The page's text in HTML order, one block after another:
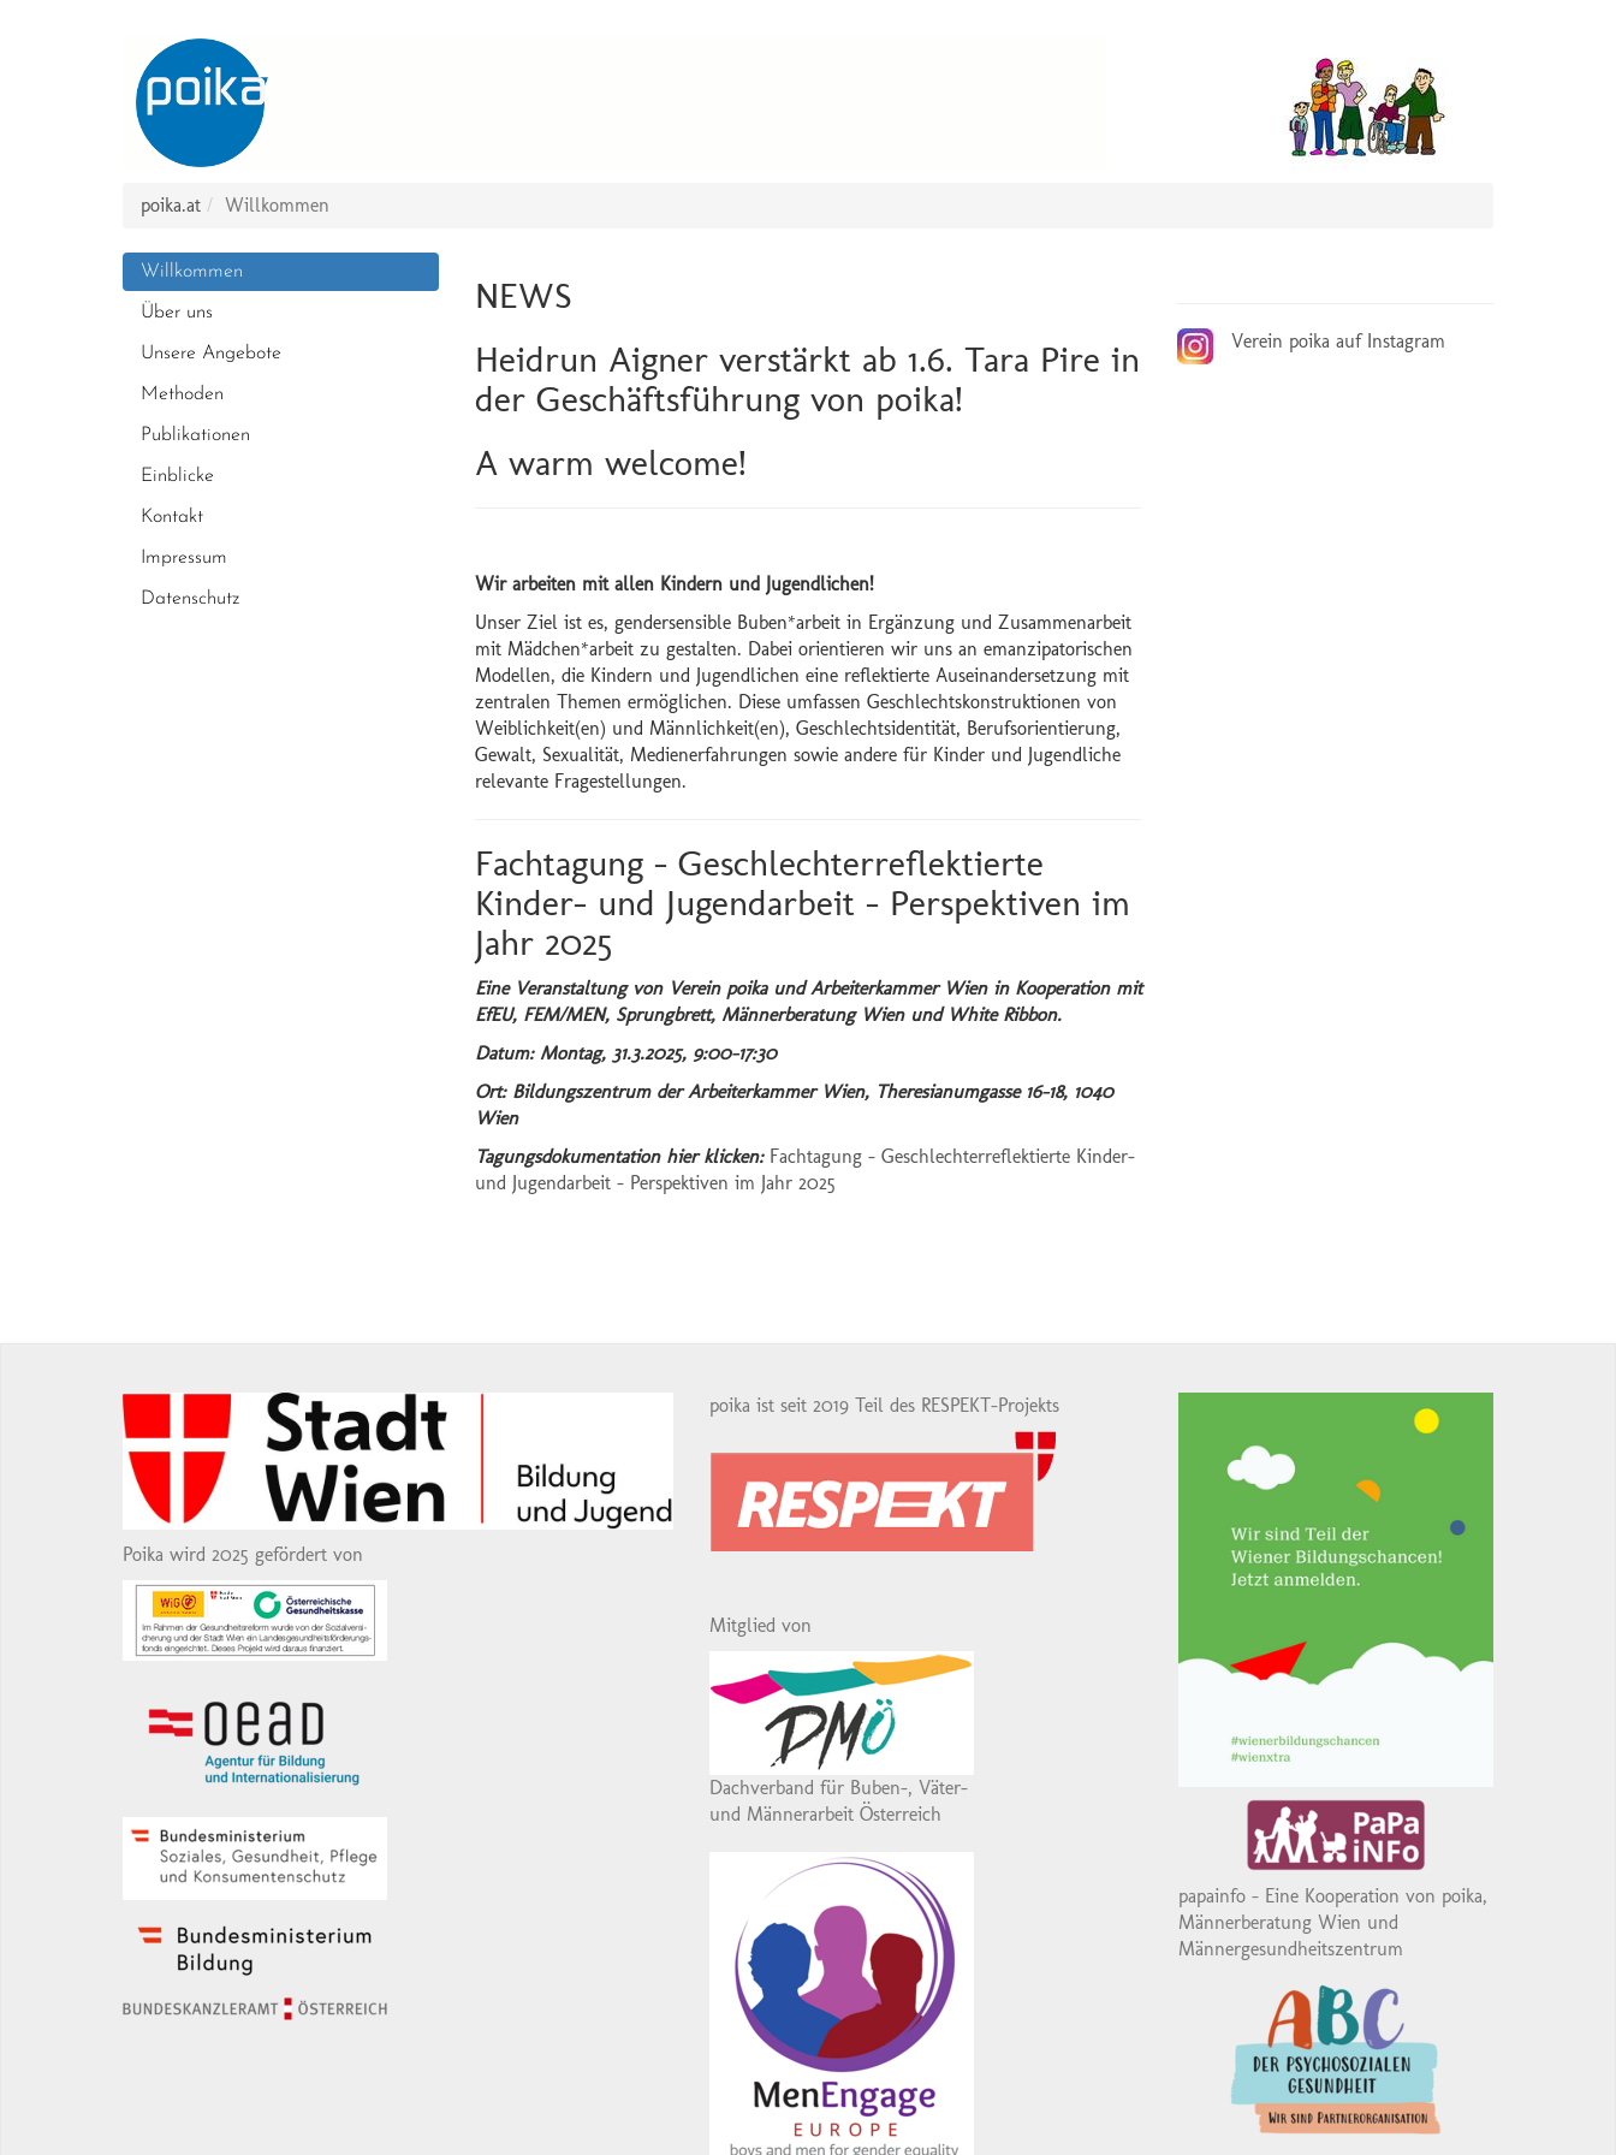
poika.at Willkommen
Willkommen
Über uns
Unsere Angebote
Methoden
Publikationen
Einblicke
Kontakt
Impressum
Datenschutz
NEWS
Heidrun Aigner verstärkt ab 1.6. Tara Pire in
der Geschäftsführung von poika!
A warm welcome!
Wir arbeiten mit allen Kindern und Jugendlichen!
Unser Ziel ist es, gendersensible Buben*arbeit in Ergänzung und Zusammenarbeit
mit Mädchen*arbeit zu gestalten. Dabei orientieren wir uns an emanzipatorischen
Modellen, die Kindern und Jugendlichen eine reflektierte Auseinandersetzung mit
zentralen Themen ermöglichen. Diese umfassen Geschlechtskonstruktionen von
Weiblichkeit(en) und Männlichkeit(en), Geschlechtsidentität, Berufsorientierung,
Gewalt, Sexualität, Medienerfahrungen sowie andere für Kinder und Jugendliche
relevante Fragestellungen.
Fachtagung - Geschlechterreflektierte
Kinder- und Jugendarbeit - Perspektiven im
Jahr 2025
Eine Veranstaltung von Verein poika und Arbeiterkammer Wien in Kooperation mit
EfEU, FEM/MEN, Sprungbrett, Männerberatung Wien und White Ribbon.
Datum: Montag, 31.3.2025, 9:00-17:30
Ort: Bildungszentrum der Arbeiterkammer Wien, Theresianumgasse 16-18, 1040
Wien
Tagungsdokumentation hier klicken: Fachtagung - Geschlechterreflektierte Kinder-
und Jugendarbeit - Perspektiven im Jahr 2025
Verein poika auf Instagram
Poika wird 2025 gefördert von
poika ist seit 2019 Teil des RESPEKT-Projekts
Mitglied von
Dachverband für Buben-, Väter-
und Männerarbeit Österreich
papainfo - Eine Kooperation von poika,
Männerberatung Wien und
Männergesundheitszentrum